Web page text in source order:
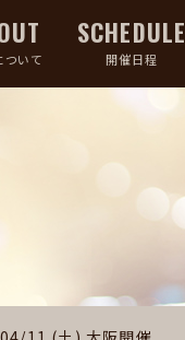
ついて
SCHEDULE
開催日程